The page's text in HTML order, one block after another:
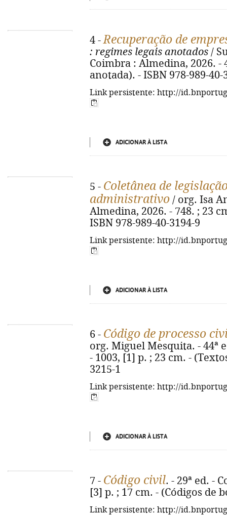
4 -Recuperação de
: regimes legais anotados /
Coimbra : Almedina, 2026. -
anotada). - ISBN 978-989-40-
Link persistente: http://
ADICIONAR À LISTA
5 - Coletânea de
administrativo / org. Isa
Almedina, 2026. - 748. ; 23
ISBN 978-989-40-3194-9
Link persistente: http://
ADICIONAR À LISTA
6 - Código de processo
org. Miguel Mesquita. - 44ª
- 1003, [1] p. ; 23 cm. -
3215-1
Link persistente: http://
ADICIONAR À LISTA
7 - Código civil. - 29ª ed. -
[3] p. ; 17 cm. - (Códigos de
Link persistente: http://